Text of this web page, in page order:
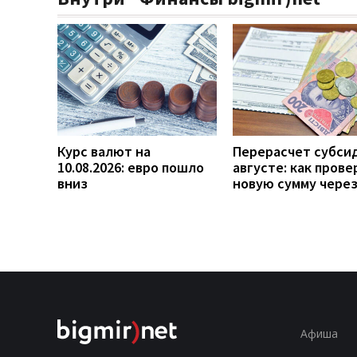
Курс валют на
10.08.2026: евро пошло
вниз
Перерасчет
августе: как
новую сумму
Афиша